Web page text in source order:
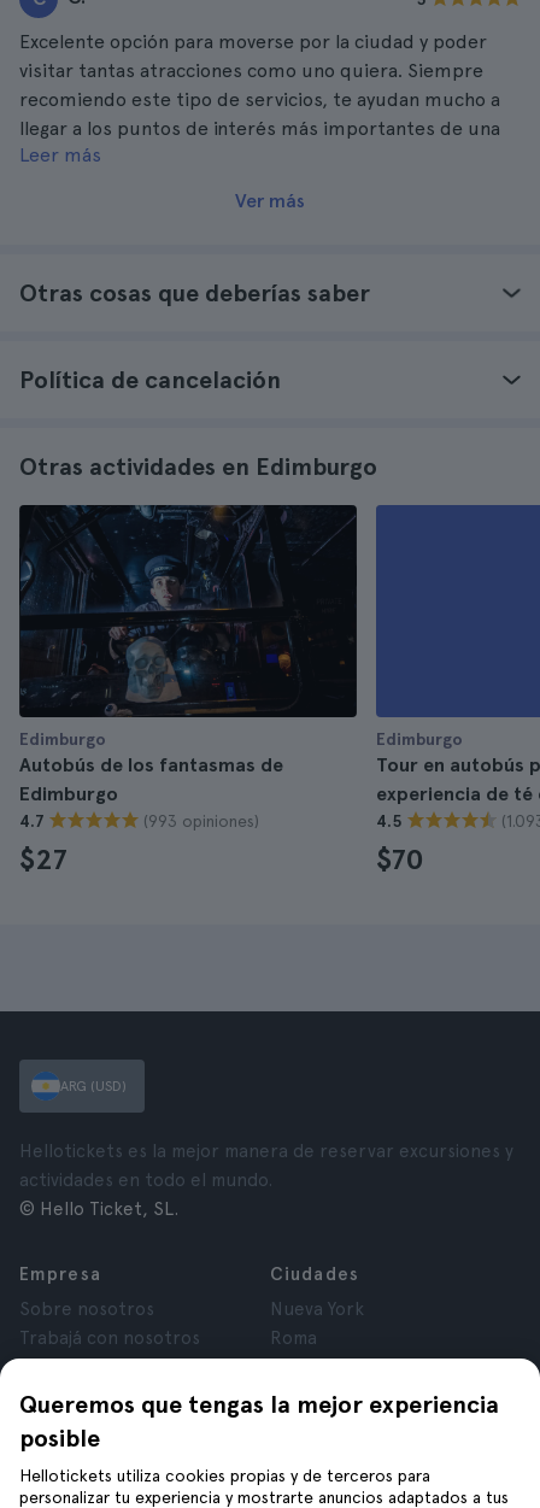
Excelente opción para moverse por la ciudad y poder
visitar tantas atracciones como uno quiera. Siempre
recomiendo este tipo de servicios, te ayudan mucho a
llegar a los puntos de interés más importantes de una
manera muy sencilla y cómoda.
Leer más
Ver más
Otras cosas que deberías saber
Política de cancelación
Otras actividades en Edimburgo
Edimburgo
Autobús de los fantasmas de
Edimburgo
4.7 (993 opiniones)
$27
Edimburgo
Tour en autobús
experiencia de té
4.5
$70
Queremos que tengas la mejor experiencia
posible
Hellotickets utiliza cookies propias y de terceros para
personalizar tu experiencia y mostrarte anuncios adaptados a tus
ARG (USD)
Hellotickets es la mejor manera de reservar excursiones y
actividades en todo el mundo.
© Hello Ticket, SL.
Empresa
Sobre nosotros
Trabajá con nosotros
Opiniones
Privacidad
Términos y Condiciones
Aviso Legal
Ciudades
Nueva York
Roma
Londres
Granada
Tenerife